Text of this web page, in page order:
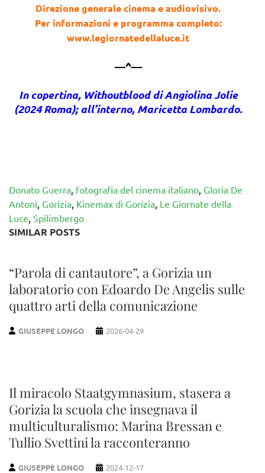
Direzione generale cinema e audiovisivo.
Per informazioni e programma completo:
www.legiornatedellaluce.it
—^—
In copertina, Withoutblood di Angiolina Jolie
(2024 Roma); all’interno, Maricetta Lombardo.
Donato Guerra fotografia del cinema italiano Gloria De
Antoni Gorizia Kinemax di Gorizia Le Giornate della
Luce Spilimbergo
SIMILAR POSTS
“Parola di cantautore”, a Gorizia un
laboratorio con Edoardo De Angelis sulle
quattro arti della comunicazione
GIUSEPPE LONGO 2026-04-29
Il miracolo Staatgymnasium, stasera a
Gorizia la scuola che insegnava il
multiculturalismo: Marina Bressan e
Tullio Svettini la racconteranno
GIUSEPPE LONGO 2024-12-17